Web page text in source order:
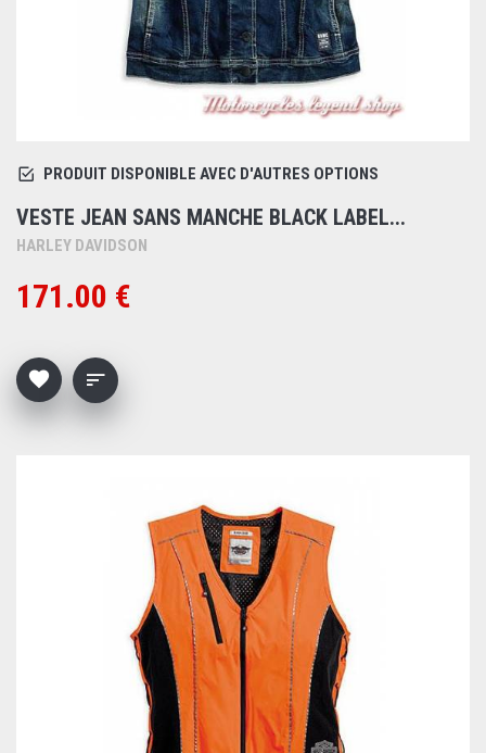
PRODUIT DISPONIBLE AVEC D'AUTRES OPTIONS
VESTE JEAN SANS MANCHE BLACK LABEL...
HARLEY DAVIDSON
171.00 €